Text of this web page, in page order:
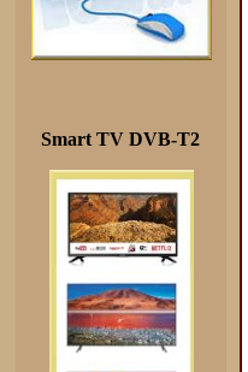
Smart TV DVB-T2